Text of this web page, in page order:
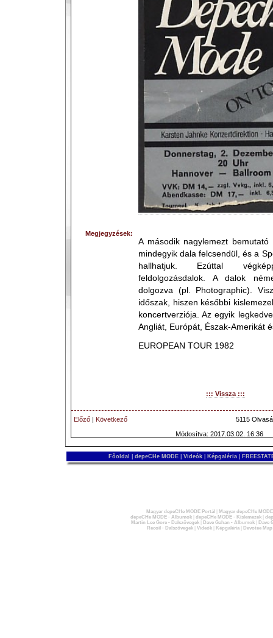
Megjegyzések:
A második nagylemezt
mindegyik dala felcsendül, és a
hallhatjuk. Ezúttal
feldolgozásdalok. A dalok
dolgozva (pl. Photographic).
időszak, hiszen későbbi
koncertverziója. Az egyik
Angliát, Európát, Észak-Amerikát
EUROPEAN TOUR 1982
::: Vissza :::
Előző | Következő
5115
Módosítva: 2017.03.02. 16:36
Főoldal depeCHe MODE Videók Képgaléria
Magyar depeCHe MODE Portál
Magyar depeCHe
depeCHe MODE - Albumok| depeCHe MODE - Kislemezek|
Martin Lee Gore - Dalszövegek| Dave Gahan - Albumok|
Dave
Recoil - Dalszövegek| Videók| Képgaléria| Devotee Map